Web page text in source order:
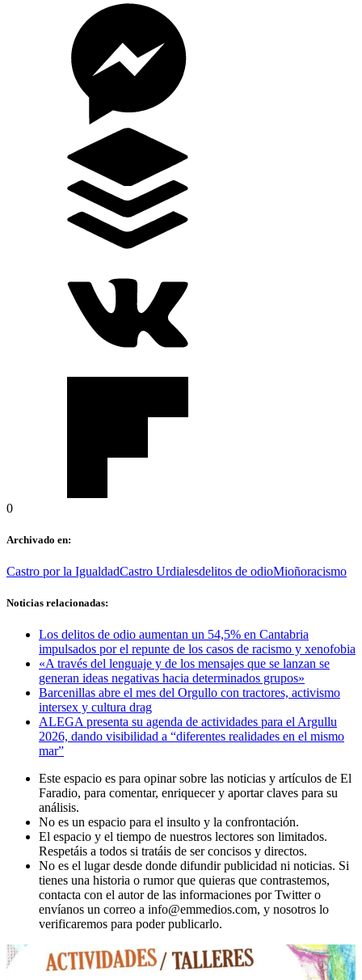
0
Archivado en:
Castro por la IgualdadCastro Urdialesdelitos de odioMioñoracismo
Noticias relacionadas:
Los delitos de odio aumentan un 54,5% en Cantabria
impulsados por el repunte de los casos de racismo y xenofobia
«A través del lenguaje y de los mensajes que se lanzan se
generan ideas negativas hacia determinados grupos»
Barcenillas abre el mes del Orgullo con tractores, activismo
intersex y cultura drag
ALEGA presenta su agenda de actividades para el Argullu
2026, dando visibilidad a “diferentes realidades en el mismo
mar”
Este espacio es para opinar sobre las noticias y artículos de El
Faradio, para comentar, enriquecer y aportar claves para su
análisis.
No es un espacio para el insulto y la confrontación.
El espacio y el tiempo de nuestros lectores son limitados.
Respetáis a todos si tratáis de ser concisos y directos.
No es el lugar desde donde difundir publicidad ni noticias. Si
tienes una historia o rumor que quieras que contrastemos,
contacta con el autor de las informaciones por Twitter o
envíanos un correo a info@emmedios.com, y nosotros lo
verificaremos para poder publicarlo.